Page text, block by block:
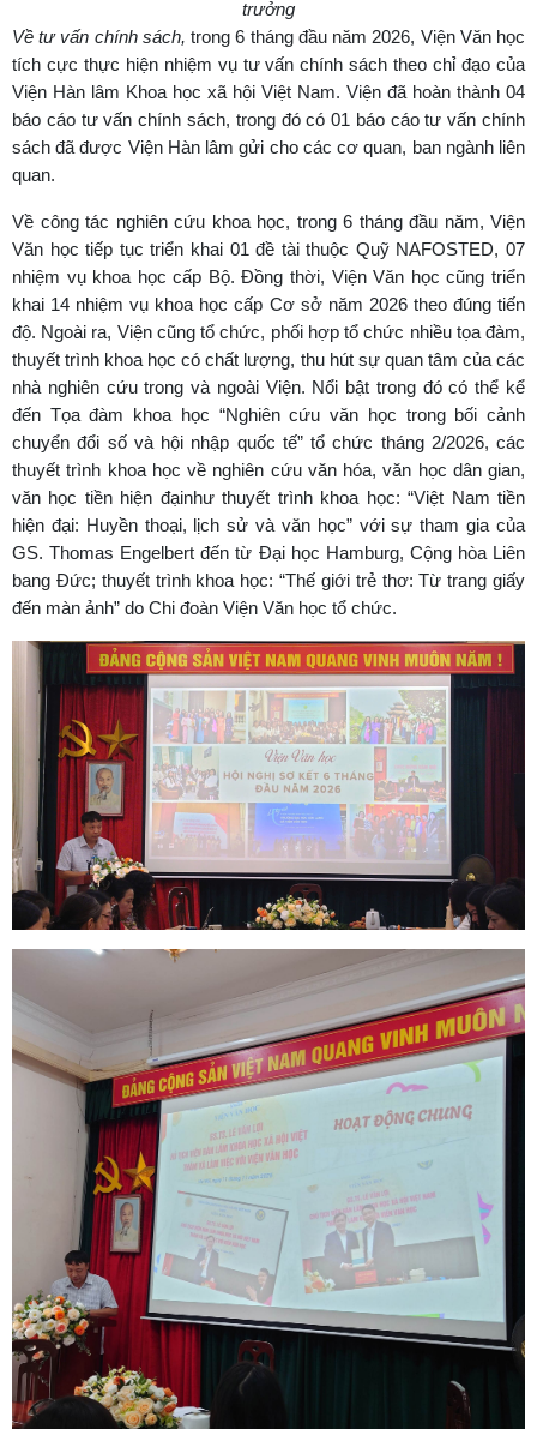
trưởng
Về tư vấn chính sách, trong 6 tháng đầu năm 2026, Viện Văn học
tích cực thực hiện nhiệm vụ tư vấn chính sách theo chỉ đạo của
Viện Hàn lâm Khoa học xã hội Việt Nam. Viện đã hoàn thành 04
báo cáo tư vấn chính sách, trong đó có 01 báo cáo tư vấn chính
sách đã được Viện Hàn lâm gửi cho các cơ quan, ban ngành liên
quan.
Về công tác nghiên cứu khoa học, trong 6 tháng đầu năm, Viện
Văn học tiếp tục triển khai 01 đề tài thuộc Quỹ NAFOSTED, 07
nhiệm vụ khoa học cấp Bộ. Đồng thời, Viện Văn học cũng triển
khai 14 nhiệm vụ khoa học cấp Cơ sở năm 2026 theo đúng tiến
độ. Ngoài ra, Viện cũng tổ chức, phối hợp tổ chức nhiều tọa đàm,
thuyết trình khoa học có chất lượng, thu hút sự quan tâm của các
nhà nghiên cứu trong và ngoài Viện. Nổi bật trong đó có thể kể
đến Tọa đàm khoa học “Nghiên cứu văn học trong bối cảnh
chuyển đổi số và hội nhập quốc tế” tổ chức tháng 2/2026, các
thuyết trình khoa học về nghiên cứu văn hóa, văn học dân gian,
văn học tiền hiện đạinhư thuyết trình khoa học: “Việt Nam tiền
hiện đại: Huyền thoại, lịch sử và văn học” với sự tham gia của
GS. Thomas Engelbert đến từ Đại học Hamburg, Cộng hòa Liên
bang Đức; thuyết trình khoa học: “Thế giới trẻ thơ: Từ trang giấy
đến màn ảnh” do Chi đoàn Viện Văn học tổ chức.